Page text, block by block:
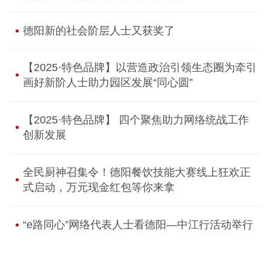
德阳新的社会阶层人士又获奖了
【2025·特色品牌】以营造政治引领生态圈为牵引
画好新阶人士助力园区发展“同心圆”
【2025·特色品牌】 四个聚焦助力网络统战工作
创新发展
全民厨神召集令！德阳餐饮技能大赛线上狂欢正
式启动，万元现金红包等你来拿
“e路同心”网络代表人士看德阳—中江行活动举行